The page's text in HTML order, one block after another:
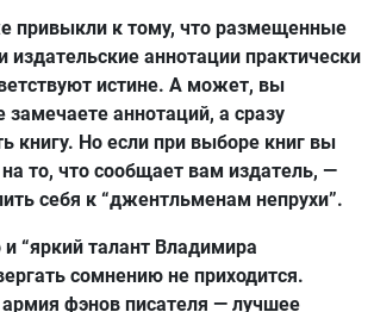
привыкли к тому, что размещенные
издательские аннотации практически
истине. А может, вы
замечаете аннотаций, а сразу
книгу. Но если при выборе книг вы
то, что сообщает вам издатель, —
себя к “джентльменам непрухи”.
“яркий талант Владимира
сомнению не приходится.
фэнов писателя — лучшее